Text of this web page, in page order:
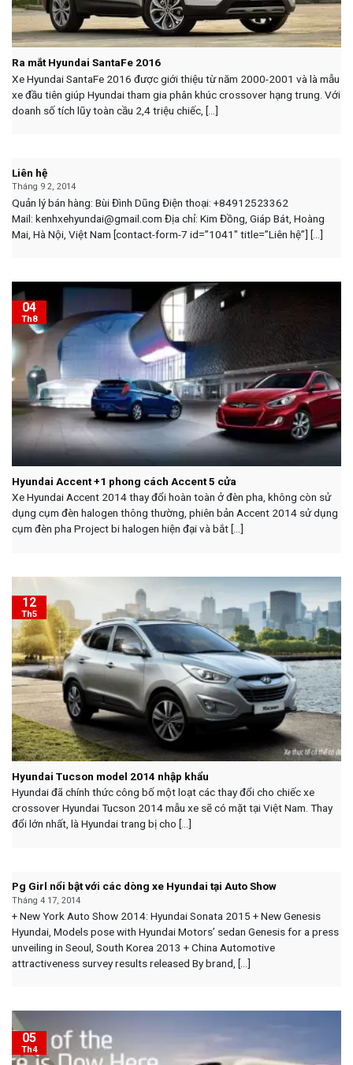
Ra mắt Hyundai SantaFe 2016
Xe Hyundai SantaFe 2016 được giới thiệu từ năm 2000-2001 và là mẫu
xe đầu tiên giúp Hyundai tham gia phân khúc crossover hạng trung. Với
doanh số tích lũy toàn cầu 2,4 triệu chiếc, [...]
Liên hệ
Tháng 9 2, 2014
Quản lý bán hàng: Bùi Đình Dũng Điện thoại: +84912523362
Mail: kenhxehyundai@gmail.com Địa chỉ: Kim Đồng, Giáp Bát, Hoàng
Mai, Hà Nội, Việt Nam [contact-form-7 id=”1041″ title=”Liên hệ”] [...]
Hyundai Accent +1 phong cách Accent 5 cửa
Xe Hyundai Accent 2014 thay đổi hoàn toàn ở đèn pha, không còn sử
dụng cụm đèn halogen thông thường, phiên bản Accent 2014 sử dụng
cụm đèn pha Project bi halogen hiện đại và bắt [...]
04
Th8
Hyundai Tucson model 2014 nhập khẩu
Hyundai đã chính thức công bố một loạt các thay đổi cho chiếc xe
crossover Hyundai Tucson 2014 mẫu xe sẽ có mặt tại Việt Nam. Thay
đổi lớn nhất, là Hyundai trang bị cho [...]
12
Th5
Pg Girl nổi bật với các dòng xe Hyundai tại Auto Show
Tháng 4 17, 2014
+ New York Auto Show 2014: Hyundai Sonata 2015 + New Genesis
Hyundai, Models pose with Hyundai Motors’ sedan Genesis for a press
unveiling in Seoul, South Korea 2013 + China Automotive
attractiveness survey results released By brand, [...]
05
Th4